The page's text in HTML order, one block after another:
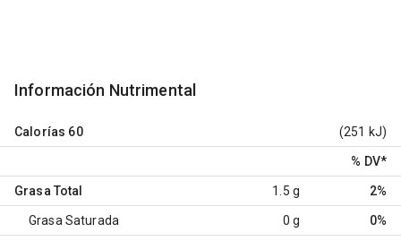
Información Nutrimental
Calorías 60 (251 kJ)
% DV*
Grasa Total 1.5 g 2%
Grasa Saturada 0 g 0%